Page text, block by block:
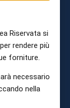
Riservata si
rendere più
forniture.
necessario
nella